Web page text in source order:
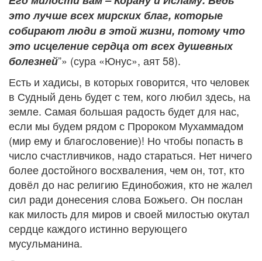
это лучше всех мирских благ, которые
собирают люди в этой жизни, потому что
это исцеление сердца от всех душевных
болезней”» (сура «Юнус», аят 58).
Есть и хадисы, в которых говорится, что человек
в Судный день будет с тем, кого любил здесь, на
земле. Самая большая радость будет для нас,
если мы будем рядом с Пророком Мухаммадом
(мир ему и благословение)! Но чтобы попасть в
число счастливчиков, надо стараться. Нет ничего
более достойного восхваления, чем он, тот, кто
довёл до нас религию Единобожия, кто не жалел
сил ради донесения слова Божьего. Он послан
как милость для миров и своей милостью окутал
сердце каждого истинно верующего
мусульманина.